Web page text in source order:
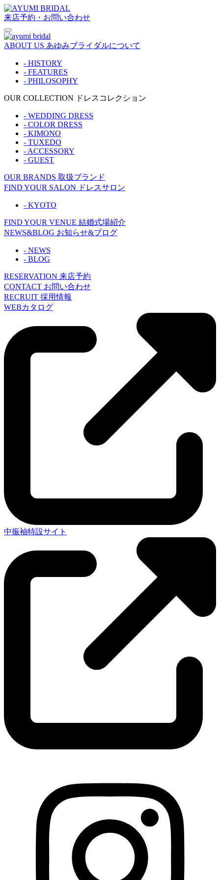
来店予約・お問い合わせ
ABOUT US あゆみブライダルについて
- HISTORY
- FEATURES
- PHILOSOPHY
OUR COLLECTION ドレスコレクション
- WEDDING DRESS
- COLOR DRESS
- KIMONO
- TUXEDO
- ACCESSORY
- GUEST
OUR BRANDS 取扱ブランド
FIND YOUR SALON ドレスサロン
- KYOTO
FIND YOUR VENUE 結婚式場紹介
NEWS&BLOG お知らせ&ブログ
- NEWS
- BLOG
RESERVATION 来店予約
CONTACT お問い合わせ
RECRUIT 採用情報
WEBカタログ
中振袖特設サイト